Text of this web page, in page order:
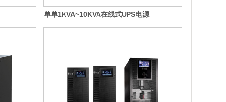
单单1KVA~10KVA在线式UPS电源